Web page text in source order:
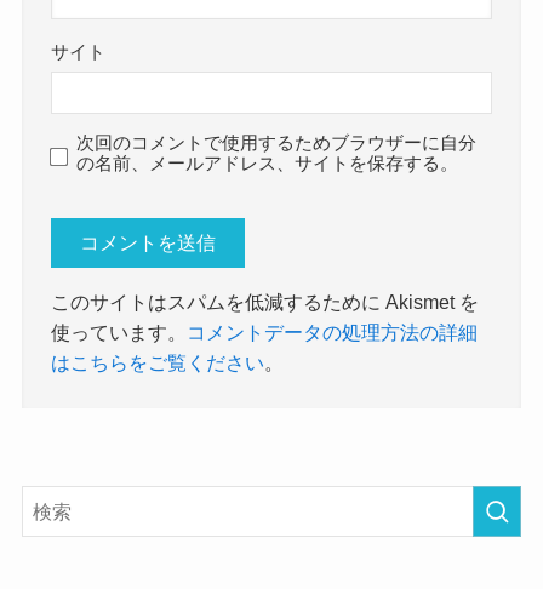
サイト
次回のコメントで使用するためブラウザーに自分
の名前、メールアドレス、サイトを保存する。
このサイトはスパムを低減するために Akismet を
使っています。
コメントデータの処理方法の詳細
はこちらをご覧ください。